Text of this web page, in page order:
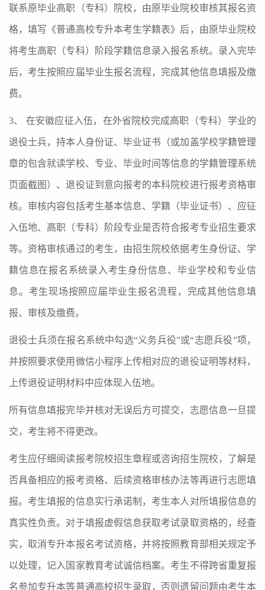
联系原毕业高职（专科）院校，由原毕业院校审核其报名资
格，填写《普通高校专升本考生学籍表》后，由原毕业院校
将考生高职（专科）阶段学籍信息录入报名系统。录入完毕
后，考生按照应届毕业生报名流程，完成其他信息填报及缴
费。
3、 在安徽应征入伍，在外省院校完成高职（专科）学业的
退役士兵，持本人身份证、毕业证书（或加盖学校学籍管理
章的包含就读学校、专业、毕业时间等信息的学籍管理系统
页面截图）、退役证到意向报考的本科院校进行报考资格审
核。审核内容包括考生基本信息、学籍（毕业证书）、应征
入伍地、高职（专科）阶段专业是否符合报考专业招生要求
等。资格审核通过的考生，由招生院校依据考生身份证、学
籍信息在报名系统录入考生身份信息、毕业学校和专业信
息。考生现场按照应届毕业生报名流程，完成其他信息填
报、审核及缴费。
退役士兵须在报名系统中勾选“义务兵役”或“志愿兵役”项，
并按照要求使用微信小程序上传相对应的退役证明等材料，
上传退役证明材料中应体现入伍地。
所有信息填报完毕并核对无误后方可提交，志愿信息一旦提
交，考生将不得更改。
考生应仔细阅读报考院校招生章程或咨询招生院校，了解是
否具备相应的报考资格、后续资格审核办法等再进行志愿填
报。考生填报的信息实行承诺制，考生本人对所填报信息的
真实性负责。对于填报虚假信息获取考试录取资格的，经查
实，取消专升本报名考试资格，并将按照教育部相关规定予
以处理，记入国家教育考试诚信档案。考生不得跨省重复报
名参加专升本等普通高校招生录取，否则遗留问题由考生本